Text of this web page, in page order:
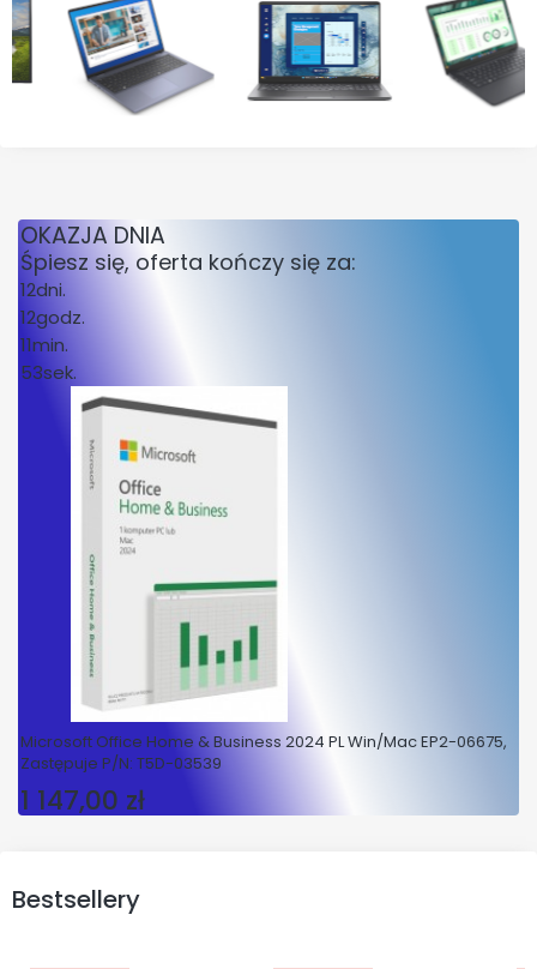
OKAZJA DNIA
Śpiesz się, oferta kończy się za:
12dni.
12godz.
11min.
53sek.
Microsoft Office Home & Business 2024 PL Win/Mac EP2-06675,
Zastępuje P/N: T5D-03539
Cena
1 147,00 zł
Bestsellery